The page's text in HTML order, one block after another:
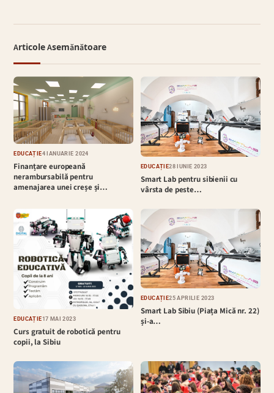
Articole Asemănătoare
EDUCAȚIE4 IANUARIE 2024
Finanțare europeană
nerambursabilă pentru
amenajarea unei creșe și…
EDUCAȚIE28 IUNIE 2023
Smart Lab pentru sibienii cu
vârsta de peste…
EDUCAȚIE17 MAI 2023
Curs gratuit de robotică pentru
copii, la Sibiu
EDUCAȚIE25 APRILIE 2023
Smart Lab Sibiu (Piața Mică nr. 22)
și-a…